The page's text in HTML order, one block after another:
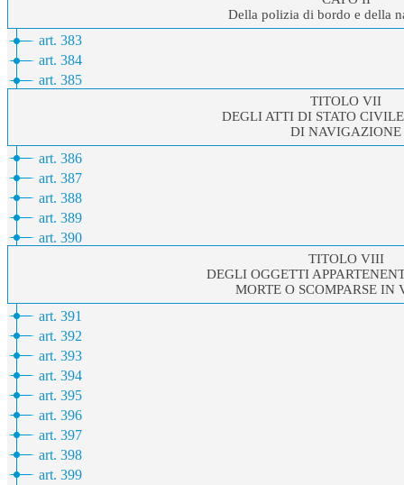
Della polizia di bordo e della
art. 383
art. 384
art. 385
TITOLO VII
DEGLI ATTI DI STATO
DI NAVIGAZIONE
art. 386
art. 387
art. 388
art. 389
art. 390
TITOLO VIII
DEGLI OGGETTI
MORTE O SCOMPARSE IN
art. 391
art. 392
art. 393
art. 394
art. 395
art. 396
art. 397
art. 398
art. 399